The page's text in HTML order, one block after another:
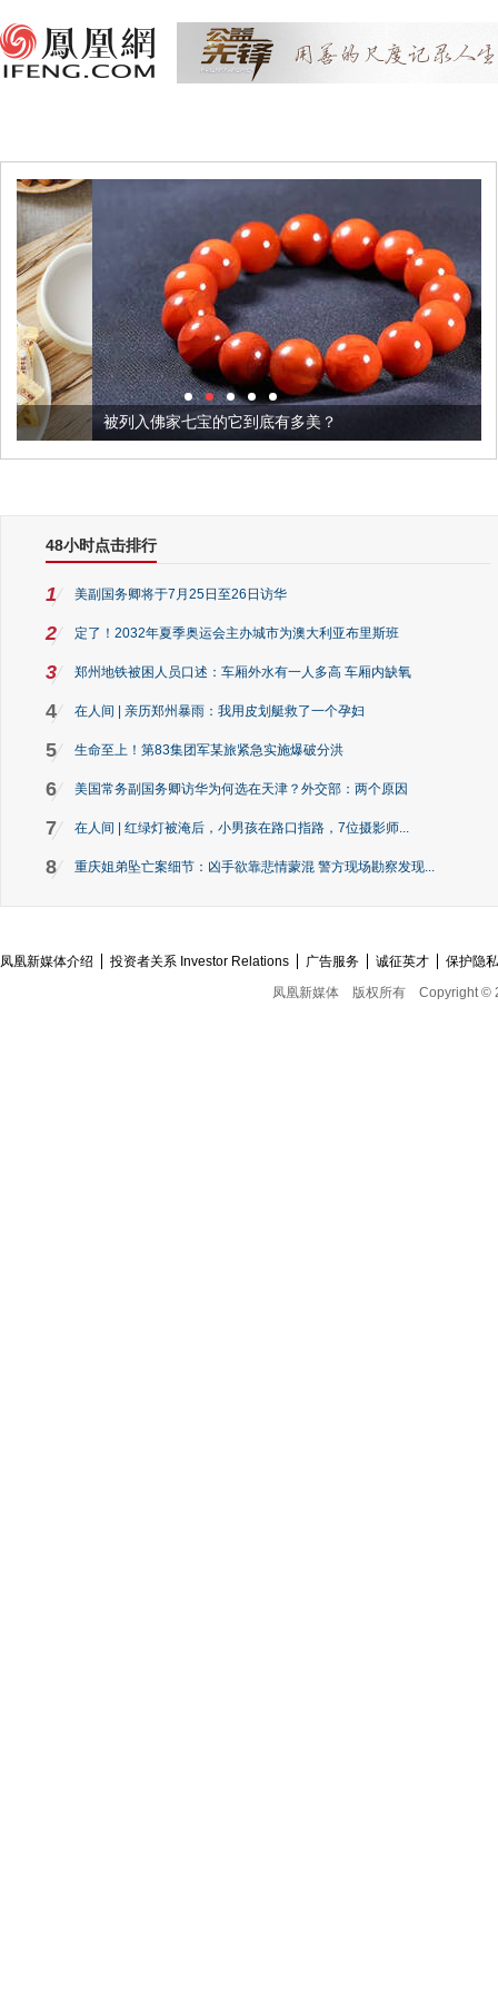
被列入佛家七宝的它到底有多美？
48小时点击排行
1 美副国务卿将于7月25日至26日访华
2 定了！2032年夏季奥运会主办城市为澳大利亚布里斯班
3 郑州地铁被困人员口述：车厢外水有一人多高 车厢内缺氧
4 在人间 | 亲历郑州暴雨：我用皮划艇救了一个孕妇
5 生命至上！第83集团军某旅紧急实施爆破分洪
6 美国常务副国务卿访华为何选在天津？外交部：两个原因
7 在人间 | 红绿灯被淹后，小男孩在路口指路，7位摄影师...
8 重庆姐弟坠亡案细节：凶手欲靠悲情蒙混 警方现场勘察发现...
凤凰新媒体介绍 投资者关系 Investor Relations 广告服务 诚征英才
保护隐
凤凰新媒体
版权所有 Copyright ©